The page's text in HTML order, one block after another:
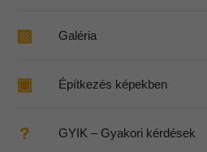
▧ Galéria
▣ Építkezés képekben
? GYIK – Gyakori kérdések